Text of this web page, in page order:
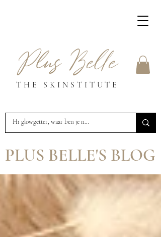
Plus Belle
THE SKINSTITUTE
PLUS BELLE'S BLOG